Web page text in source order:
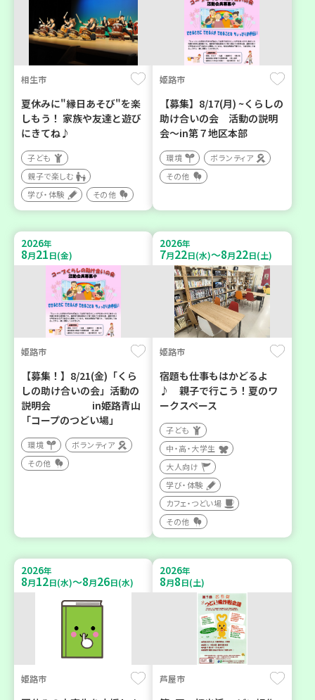
相生市
夏休みに"縁日あそび"を楽
しもう！ 家族や友達と遊び
にきてね♪
子ども
親子で楽しむ
学び・体験
その他
姫路市
【募集】8/17(月) ~くらしの
助け合いの会 活動の説明
会～in第７地区本部
環境
ボランティア
その他
2026年
8月21日(金)
姫路市
【募集！】8/21(金)「くら
しの助け合いの会」活動の
説明会 in姫路青山
「コープのつどい場」
環境
ボランティア
その他
2026年
7月22日(水)～8月22日(土)
姫路市
宿題も仕事もはかどるよ
♪ 親子で行こう！夏のワ
ークスペース
子ども
中・高・大学生
大人向け
学び・体験
カフェ・つどい場
その他
2026年
8月12日(水)～8月26日(水)
姫路市
2026年
8月8日(土)
芦屋市